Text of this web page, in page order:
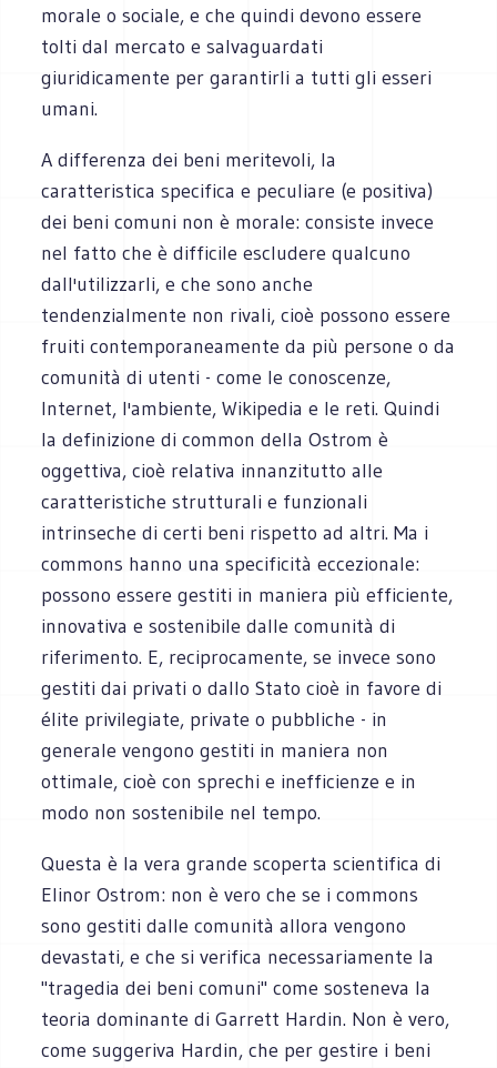
morale o sociale, e che quindi devono essere
tolti dal mercato e salvaguardati
giuridicamente per garantirli a tutti gli esseri
umani.
A differenza dei beni meritevoli, la
caratteristica specifica e peculiare (e positiva)
dei beni comuni non è morale: consiste invece
nel fatto che è difficile escludere qualcuno
dall'utilizzarli, e che sono anche
tendenzialmente non rivali, cioè possono essere
fruiti contemporaneamente da più persone o da
comunità di utenti - come le conoscenze,
Internet, l'ambiente, Wikipedia e le reti. Quindi
la definizione di common della Ostrom è
oggettiva, cioè relativa innanzitutto alle
caratteristiche strutturali e funzionali
intrinseche di certi beni rispetto ad altri. Ma i
commons hanno una specificità eccezionale:
possono essere gestiti in maniera più efficiente,
innovativa e sostenibile dalle comunità di
riferimento. E, reciprocamente, se invece sono
gestiti dai privati o dallo Stato cioè in favore di
élite privilegiate, private o pubbliche - in
generale vengono gestiti in maniera non
ottimale, cioè con sprechi e inefficienze e in
modo non sostenibile nel tempo.
Questa è la vera grande scoperta scientifica di
Elinor Ostrom: non è vero che se i commons
sono gestiti dalle comunità allora vengono
devastati, e che si verifica necessariamente la
"tragedia dei beni comuni" come sosteneva la
teoria dominante di Garrett Hardin. Non è vero,
come suggeriva Hardin, che per gestire i beni